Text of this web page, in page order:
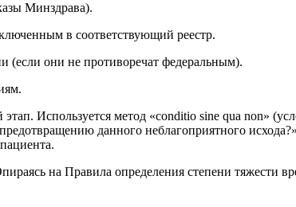
Минздрава).
в соответствующий реестр.
(если они не противоречат федеральным).
Используется метод «conditio sine qua non»
данного неблагоприятного
на Правила определения степени тяжести